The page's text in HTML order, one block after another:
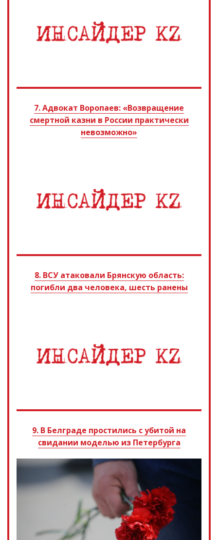
7. Адвокат Воропаев: «Возвращение
смертной казни в России практически
невозможно»
8. ВСУ атаковали Брянскую область:
погибли два человека, шесть ранены
9. В Белграде простились с убитой на
свидании моделью из Петербурга